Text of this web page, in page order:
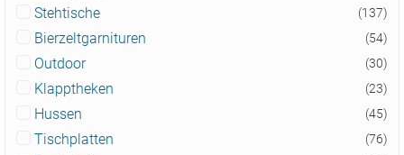
Stehtische (137)
Bierzeltgarnituren (54)
Outdoor (30)
Klapptheken (23)
Hussen (45)
Tischplatten (76)